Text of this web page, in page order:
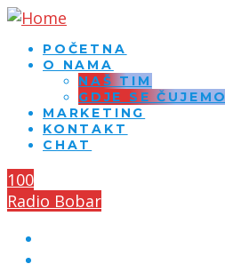
POČETNA
O NAMA
NAŠ TIM
GDJE SE ČUJEMO
MARKETING
KONTAKT
CHAT
100
Radio Bobar